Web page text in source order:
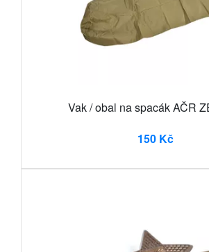
Vak / obal na spacák AČR
150 Kč